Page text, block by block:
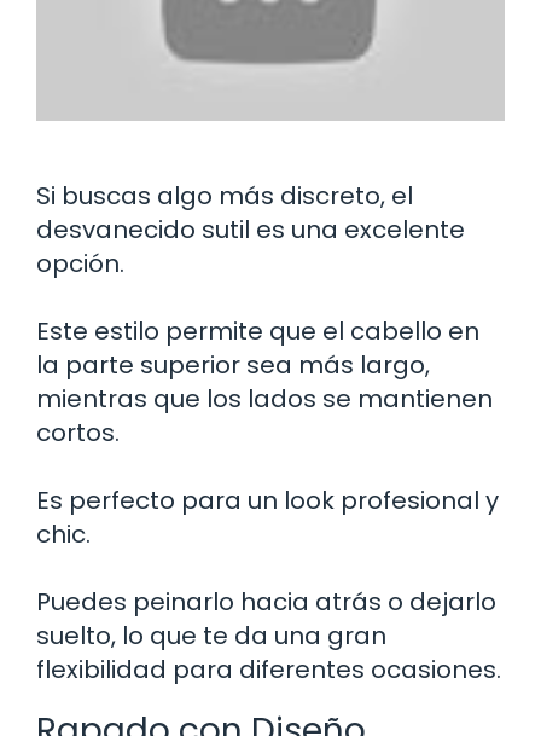
Si buscas algo más discreto, el
desvanecido sutil es una excelente
opción.
Este estilo permite que el cabello en
la parte superior sea más largo,
mientras que los lados se mantienen
cortos.
Es perfecto para un look profesional y
chic.
Puedes peinarlo hacia atrás o dejarlo
suelto, lo que te da una gran
flexibilidad para diferentes ocasiones.